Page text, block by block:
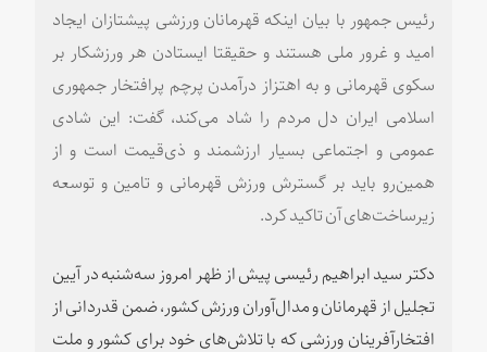
رئیس جمهور با بیان اینکه قهرمانان ورزشی پیشتازان ایجاد
امید و غرور ملی هستند و حقیقتا ایستادن هر ورزشکار بر
سکوی قهرمانی و به اهتزاز درآمدن پرچم پرافتخار جمهوری
اسلامی ایران دل مردم را شاد می‌کند، گفت: این شادی
عمومی و اجتماعی بسیار ارزشمند و ذی‌قیمت است و از
همین‌رو باید بر گسترش ورزش قهرمانی و تامین و توسعه
زیرساخت‌های آن تاکید کرد.
دکتر سید ابراهیم رئیسی پیش از ظهر امروز سه‌شنبه در آیین
تجلیل از قهرمانان و مدال‌آوران ورزش کشور، ضمن قدردانی از
افتخارآفرینان ورزشی که با تلاش‌های خود برای کشور و ملت